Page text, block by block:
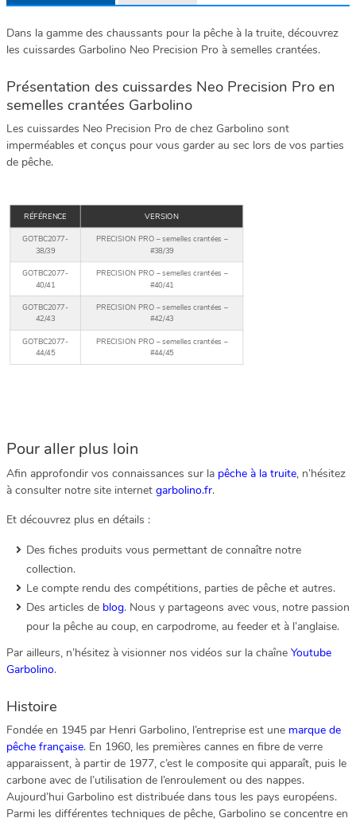
Dans la gamme des chaussants pour la pêche à la truite, découvrez
les cuissardes Garbolino Neo Precision Pro à semelles crantées.
Présentation des cuissardes Neo Precision Pro en
semelles crantées Garbolino
Les cuissardes Neo Precision Pro de chez Garbolino sont
imperméables et conçus pour vous garder au sec lors de vos parties
de pêche.
RÉFÉRENCE VERSION
GOTBC2077-
38/39
PRECISION PRO – semelles crantées –
#38/39
GOTBC2077-
40/41
PRECISION PRO – semelles crantées –
#40/41
GOTBC2077-
42/43
PRECISION PRO – semelles crantées –
#42/43
GOTBC2077-
44/45
PRECISION PRO – semelles crantées –
#44/45
Pour aller plus loin
Afin approfondir vos connaissances sur la pêche à la truite, n’hésitez
à consulter notre site internet garbolino.fr.
Et découvrez plus en détails :
Des fiches produits vous permettant de connaître notre
collection.
Le compte rendu des compétitions, parties de pêche et autres.
Des articles de blog. Nous y partageons avec vous, notre passion
pour la pêche au coup, en carpodrome, au feeder et à l’anglaise.
Par ailleurs, n’hésitez à visionner nos vidéos sur la chaîne Youtube
Garbolino.
Histoire
Fondée en 1945 par Henri Garbolino, l’entreprise est une marque de
pêche française. En 1960, les premières cannes en fibre de verre
apparaissent, à partir de 1977, c’est le composite qui apparaît, puis le
carbone avec de l’utilisation de l’enroulement ou des nappes.
Aujourd’hui Garbolino est distribuée dans tous les pays européens.
Parmi les différentes techniques de pêche, Garbolino se concentre en